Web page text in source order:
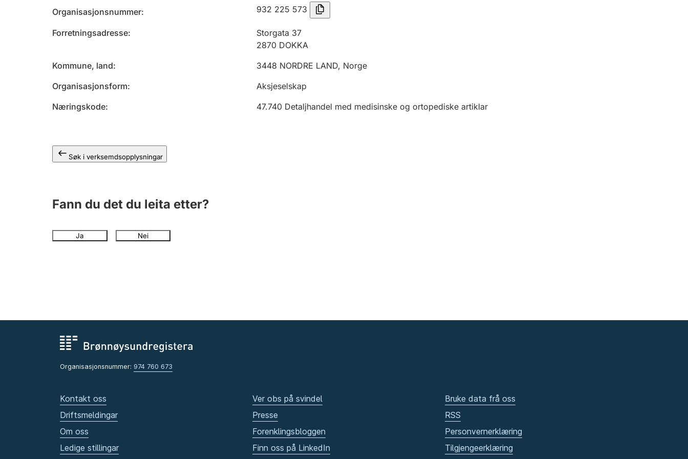
Organisasjonsnummer 932 225 573
Forretningsadresse
Storgata 37
2870 DOKKA
Kommune, land
3448 NORDRE LAND, Norge
Organisasjonsform
Aksjeselskap
Næringskode
47.740 Detaljhandel med medisinske og ortopediske artiklar
Søk i verksemdsopplysningar
Fann du det du leita etter?
Ja Nei
Organisasjonsnummer: 974 760 673
Kontakt oss
Driftsmeldingar
Om oss
Ledige stillingar
Ver obs på svindel
Presse
Forenklingsbloggen
Finn oss på LinkedIn
Bruke data frå oss
RSS
Personvernerklæring
Tilgjengeerklæring